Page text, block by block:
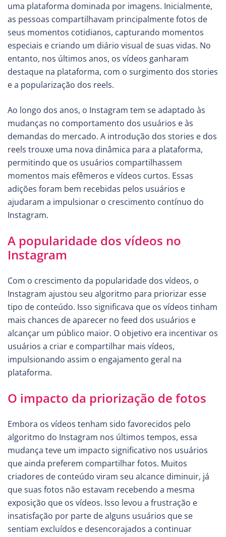
uma plataforma dominada por imagens. Inicialmente,
as pessoas compartilhavam principalmente fotos de
seus momentos cotidianos, capturando momentos
especiais e criando um diário visual de suas vidas. No
entanto, nos últimos anos, os vídeos ganharam
destaque na plataforma, com o surgimento dos stories
e a popularização dos reels.
Ao longo dos anos, o Instagram tem se adaptado às
mudanças no comportamento dos usuários e às
demandas do mercado. A introdução dos stories e dos
reels trouxe uma nova dinâmica para a plataforma,
permitindo que os usuários compartilhassem
momentos mais efêmeros e vídeos curtos. Essas
adições foram bem recebidas pelos usuários e
ajudaram a impulsionar o crescimento contínuo do
Instagram.
A popularidade dos vídeos no
Instagram
Com o crescimento da popularidade dos vídeos, o
Instagram ajustou seu algoritmo para priorizar esse
tipo de conteúdo. Isso significava que os vídeos tinham
mais chances de aparecer no feed dos usuários e
alcançar um público maior. O objetivo era incentivar os
usuários a criar e compartilhar mais vídeos,
impulsionando assim o engajamento geral na
plataforma.
O impacto da priorização de fotos
Embora os vídeos tenham sido favorecidos pelo
algoritmo do Instagram nos últimos tempos, essa
mudança teve um impacto significativo nos usuários
que ainda preferem compartilhar fotos. Muitos
criadores de conteúdo viram seu alcance diminuir, já
que suas fotos não estavam recebendo a mesma
exposição que os vídeos. Isso levou a frustração e
insatisfação por parte de alguns usuários que se
sentiam excluídos e desencorajados a continuar